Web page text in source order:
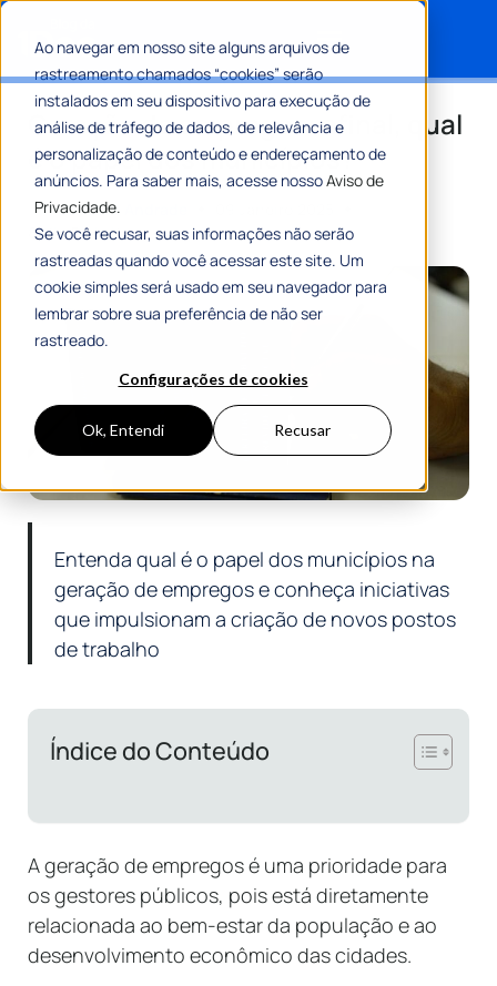
Ao navegar em nosso site alguns arquivos de
rastreamento chamados “cookies” serão
instalados em seu dispositivo para execução de
análise de tráfego de dados, de relevância e
personalização de conteúdo e endereçamento de
anúncios. Para saber mais, acesse nossoAviso de
Privacidade.
Se você recusar, suas informações não serão
rastreadas quando você acessar este site. Um
cookie simples será usado em seu navegador para
lembrar sobre sua preferência de não ser
rastreado.
Configurações de cookies
Ok, Entendi Recusar
Geração de empregos: afinal, qual
é o papel dos municípios?
PorGustavo Andrade
8 Min De Leitura
Entenda qual é o papel dos municípios na
geração de empregos e conheça iniciativas
que impulsionam a criação de novos postos
de trabalho
Índice do Conteúdo
A geração de empregos é uma prioridade para
os gestores públicos, pois está diretamente
relacionada ao bem-estar da população e ao
desenvolvimento econômico das cidades.